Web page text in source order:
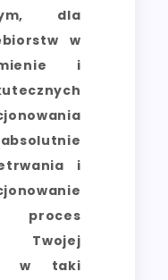
dla
w
i
i
Twojej
w taki